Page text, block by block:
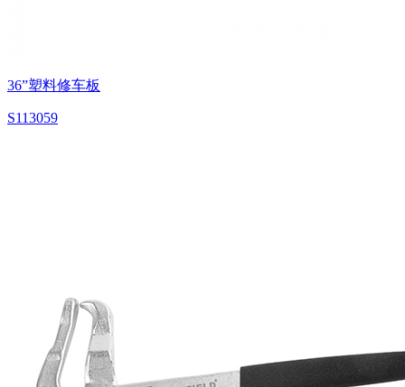
36”塑料修车板
S113059